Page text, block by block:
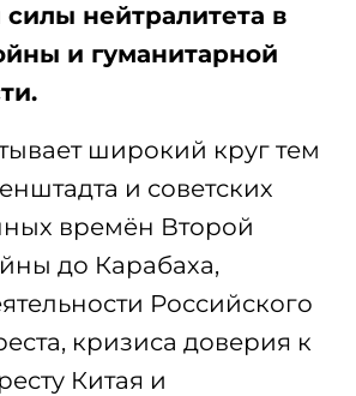
нейтралитета в
и гуманитарной
широкий круг тем
и советских
времён Второй
до Карабаха,
Российского
кризиса доверия к
Китая и